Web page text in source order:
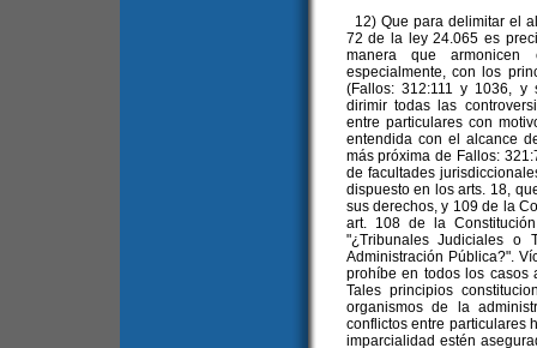
12) Que para delimitar el
72 de la ley 24.065 es
manera que armonicen
especialmente, con los
(Fallos: 312:111 y 1036, y
dirimir todas las
entre particulares con
entendida con el alcance
más próxima de Fallos:
de facultades
dispuesto en los arts. 18,
sus derechos, y 109 de la
art. 108 de la
"¿Tribunales Judiciales o
Administración Pública?".
prohíbe en todos los casos
Tales principios
organismos de la
conflictos entre particulares
imparcialidad estén